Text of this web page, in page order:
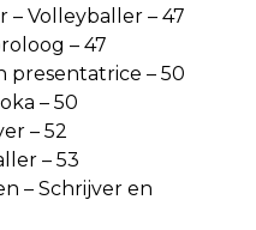
Volleyballer – 47
– 47
presentatrice – 50
– 50
– 52
– 53
– Schrijver en